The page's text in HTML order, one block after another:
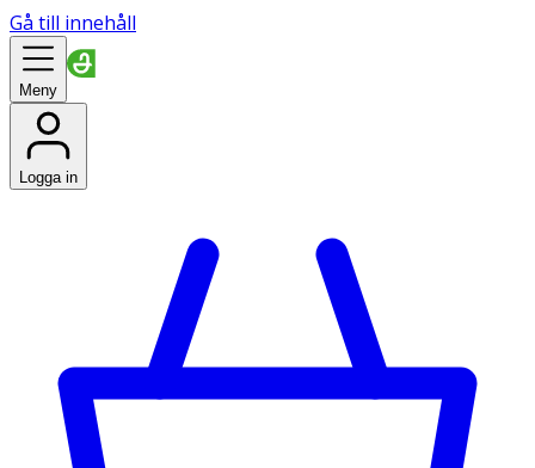
Gå till innehåll
Meny
Logga in